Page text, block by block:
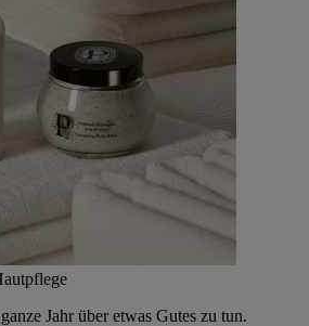
Jahr über etwas Gutes zu tun.